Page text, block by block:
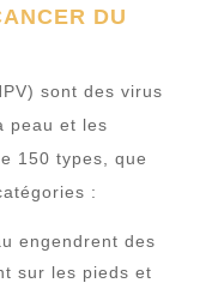
DU
sont des virus
peau et les
150 types, que
:
engendrent des
sur les pieds et